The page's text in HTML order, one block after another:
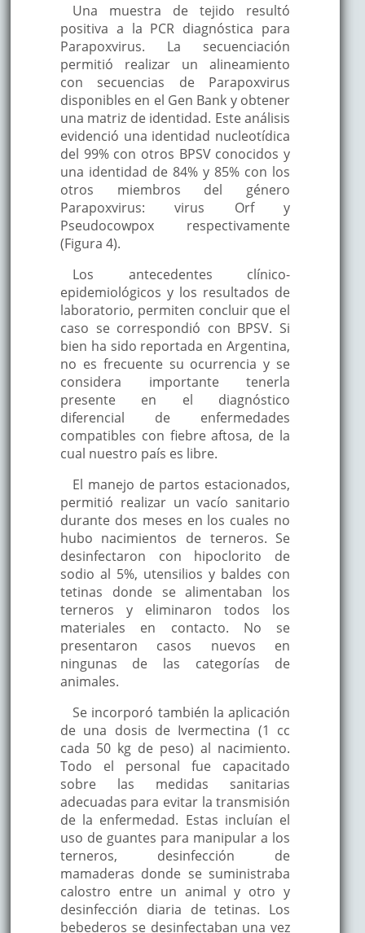
Una muestra de tejido resultó
positiva a la PCR diagnóstica para
Parapoxvirus. La secuenciación
permitió realizar un alineamiento
con secuencias de Parapoxvirus
disponibles en el Gen Bank y obtener
una matriz de identidad. Este análisis
evidenció una identidad nucleotídica
del 99% con otros BPSV conocidos y
una identidad de 84% y 85% con los
otros miembros del género
Parapoxvirus: virus Orf y
Pseudocowpox respectivamente
(Figura 4).
Los antecedentes clínico-
epidemiológicos y los resultados de
laboratorio, permiten concluir que el
caso se correspondió con BPSV. Si
bien ha sido reportada en Argentina,
no es frecuente su ocurrencia y se
considera importante tenerla
presente en el diagnóstico
diferencial de enfermedades
compatibles con fiebre aftosa, de la
cual nuestro país es libre.
El manejo de partos estacionados,
permitió realizar un vacío sanitario
durante dos meses en los cuales no
hubo nacimientos de terneros. Se
desinfectaron con hipoclorito de
sodio al 5%, utensilios y baldes con
tetinas donde se alimentaban los
terneros y eliminaron todos los
materiales en contacto. No se
presentaron casos nuevos en
ningunas de las categorías de
animales.
Se incorporó también la aplicación
de una dosis de Ivermectina (1 cc
cada 50 kg de peso) al nacimiento.
Todo el personal fue capacitado
sobre las medidas sanitarias
adecuadas para evitar la transmisión
de la enfermedad. Estas incluían el
uso de guantes para manipular a los
terneros, desinfección de
mamaderas donde se suministraba
calostro entre un animal y otro y
desinfección diaria de tetinas. Los
bebederos se desinfectaban una vez